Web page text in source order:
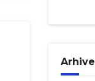
Arhive